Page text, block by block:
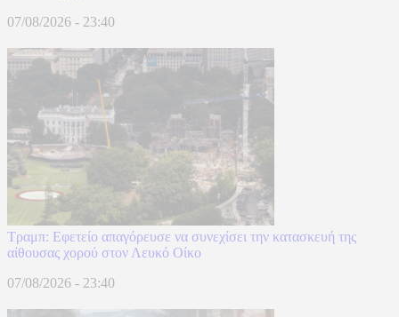
07/08/2026 - 23:40
Τραμπ: Εφετείο απαγόρευσε να συνεχίσει την κατασκευή της
αίθουσας χορού στον Λευκό Οίκο
07/08/2026 - 23:40